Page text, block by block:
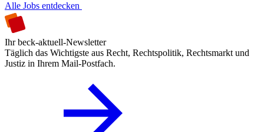
Alle Jobs entdecken
Ihr beck-aktuell-Newsletter
Täglich das Wichtigste aus Recht, Rechtspolitik, Rechtsmarkt und
Justiz in Ihrem Mail-Postfach.